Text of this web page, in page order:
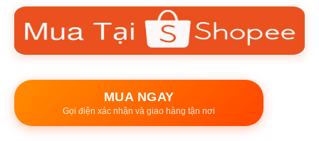
MUA NGAY
Gọi điện xác nhận và giao hàng tận nơi